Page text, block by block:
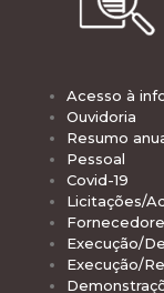
Acesso à
Ouvidoria
Resumo
Pessoal
Covid-19
Licitações/
Execução/
Execução/